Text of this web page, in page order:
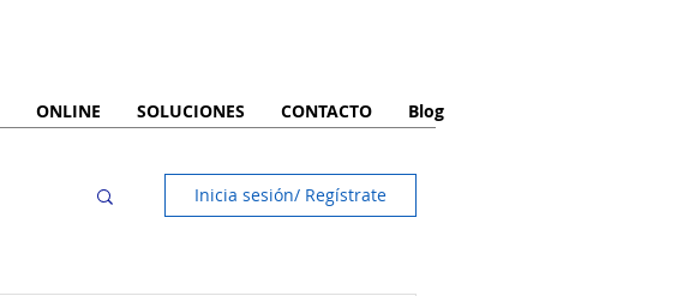
ONLINE SOLUCIONES CONTACTO Blog
Inicia sesión/ Regístrate